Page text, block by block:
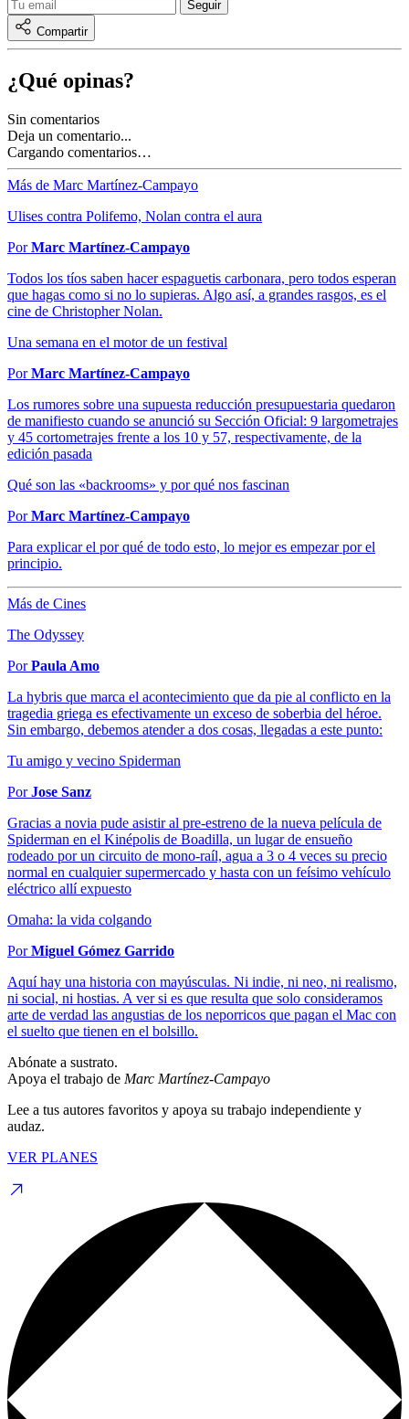
Compartir
¿Qué opinas?
Sin comentarios
Deja un comentario...
Cargando comentarios…
Más de Marc Martínez-Campayo
Ulises contra Polifemo, Nolan contra el aura
PorMarc Martínez-Campayo
Todos los tíos saben hacer espaguetis carbonara, pero todos esperan
que hagas como si no lo supieras. Algo así, a grandes rasgos, es el
cine de Christopher Nolan.
Una semana en el motor de un festival
PorMarc Martínez-Campayo
Los rumores sobre una supuesta reducción presupuestaria quedaron
de manifiesto cuando se anunció su Sección Oficial: 9 largometrajes
y 45 cortometrajes frente a los 10 y 57, respectivamente, de la
edición pasada
Qué son las «backrooms» y por qué nos fascinan
PorMarc Martínez-Campayo
Para explicar el por qué de todo esto, lo mejor es empezar por el
principio.
Más de Cines
The Odyssey
PorPaula Amo
La hybris que marca el acontecimiento que da pie al conflicto en la
tragedia griega es efectivamente un exceso de soberbia del héroe.
Sin embargo, debemos atender a dos cosas, llegadas a este punto:
Tu amigo y vecino Spiderman
PorJose Sanz
Gracias a novia pude asistir al pre-estreno de la nueva película de
Spiderman en el Kinépolis de Boadilla, un lugar de ensueño
rodeado por un circuito de mono-raíl, agua a 3 o 4 veces su precio
normal en cualquier supermercado y hasta con un feísimo vehículo
eléctrico allí expuesto
Omaha: la vida colgando
PorMiguel Gómez Garrido
Aquí hay una historia con mayúsculas. Ni indie, ni neo, ni realismo,
ni social, ni hostias. A ver si es que resulta que solo consideramos
arte de verdad las angustias de los neporricos que pagan el Mac con
el suelto que tienen en el bolsillo.
Abónate a sustrato.
Apoya el trabajo de Marc Martínez-Campayo
Lee a tus autores favoritos y apoya su trabajo independiente y
audaz.
VER PLANES